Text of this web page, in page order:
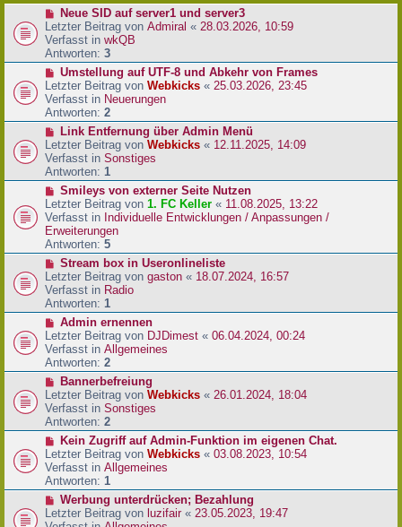
N
e
u
e
r
B
e
i
t
a
g
Neue SID auf server1 und server3
Letzter Beitrag von Admiral « 28.03.2026, 10:59
Verfasst in wkQB
Antworten: 3
N
e
u
e
r
B
e
i
t
a
g
Umstellung auf UTF-8 und Abkehr von Frames
Letzter Beitrag von Webkicks « 25.03.2026, 23:45
Verfasst in Neuerungen
Antworten: 2
N
e
u
e
r
B
e
i
t
r
a
g
Link Entfernung über Admin Menü
Letzter Beitrag von Webkicks « 12.11.2025, 14:09
Verfasst in Sonstiges
Antworten: 1
N
e
u
e
r
B
e
i
t
r
a
g
Smileys von externer Seite Nutzen
Letzter Beitrag von 1. FC Keller « 11.08.2025, 13:22
Verfasst in Individuelle Entwicklungen / Anpassungen /
Erweiterungen
Antworten: 5
N
e
u
e
r
B
e
i
t
a
g
Stream box in Useronlineliste
Letzter Beitrag von gaston « 18.07.2024, 16:57
Verfasst in Radio
Antworten: 1
N
e
u
e
r
B
e
i
t
a
g
Admin ernennen
Letzter Beitrag von DJDimest « 06.04.2024, 00:24
Verfasst in Allgemeines
Antworten: 2
N
e
u
e
r
B
e
i
t
a
Bannerbefreiung
Letzter Beitrag von Webkicks « 26.01.2024, 18:04
Verfasst in Sonstiges
Antworten: 2
N
e
u
e
r
B
e
Kein Zugriff auf Admin-Funktion im eigenen Chat.
Letzter Beitrag von Webkicks « 03.08.2023, 10:54
Verfasst in Allgemeines
Antworten: 1
N
e
Werbung unterdrücken; Bezahlung
Letzter Beitrag von luzifair « 23.05.2023, 19:47